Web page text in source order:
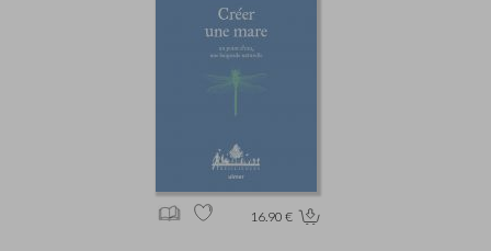
16.90 €